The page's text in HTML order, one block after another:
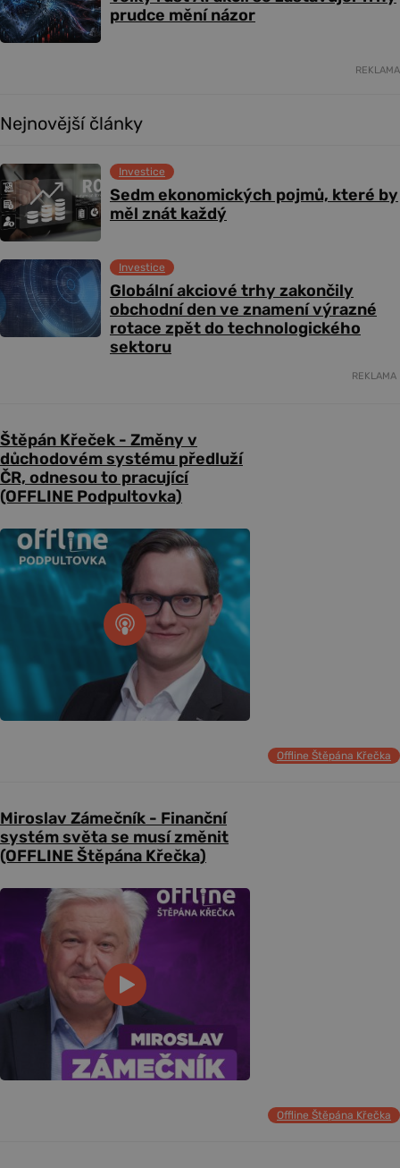
prudce mění názor
REKLAMA
Nejnovější články
Sedm ekonomických pojmů, které by
měl znát každý
Investice
Globální akciové trhy zakončily
obchodní den ve znamení výrazné
rotace zpět do technologického
sektoru
Investice
REKLAMA
Štěpán Křeček - Změny v
důchodovém systému předluží
ČR, odnesou to pracující
(OFFLINE Podpultovka)
Offline Štěpána Křečka
Miroslav Zámečník - Finanční
systém světa se musí změnit
(OFFLINE Štěpána Křečka)
Offline Štěpána Křečka